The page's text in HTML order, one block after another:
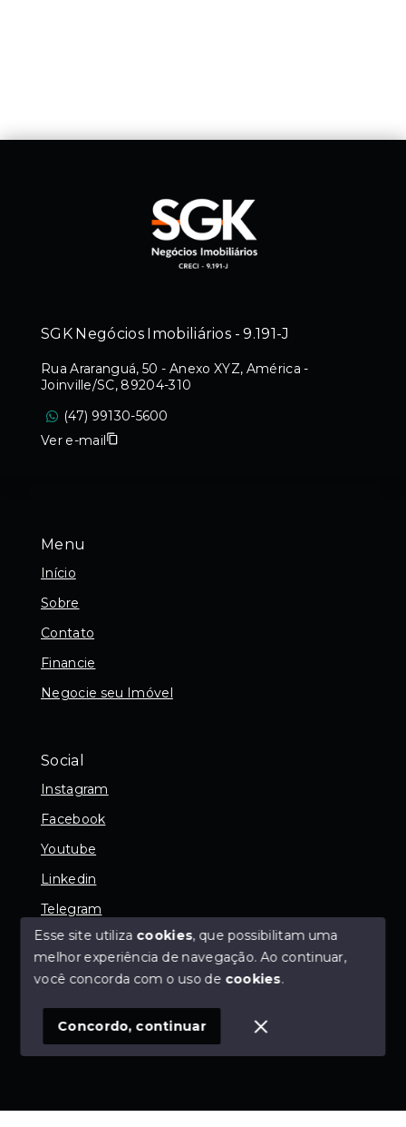
Menu
Início
Sobre
Contato
Financie
Negocie seu Imóvel
Social
Instagram
Facebook
Youtube
Linkedin
Telegram
© Copyright 2026 - SGK Negócios Imobiliários - 9.191-
SITE PARA IMOBILIARIA
SGK Negócios Imobiliários - 9.191-J
Rua Araranguá, 50 - Anexo XYZ, América -
Joinville/SC, 89204-310
(47) 99130-5600
Ver e-mail
Esse site utiliza cookies, que possibilitam uma
melhor experiência de navegação.Ao continuar,
você concorda com o uso de cookies.
Concordo, continuar